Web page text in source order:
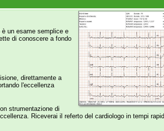
di
il referto del cardiologo in tempi rapidi, per una diagnosi
veri e
Ma